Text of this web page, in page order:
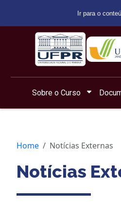
Ir para o
Sobre o Curso
Home Notícias Externas
Notícias